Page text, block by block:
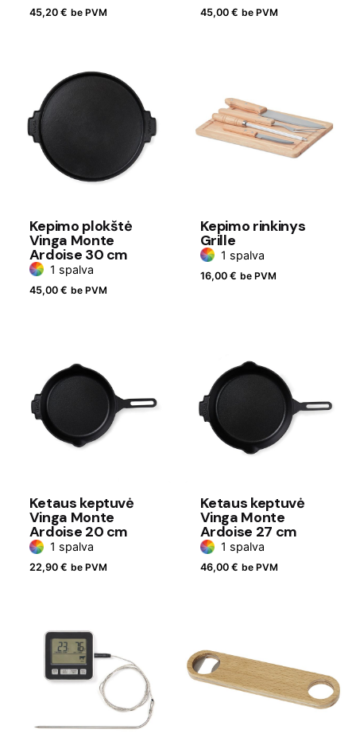
45,20 € be PVM 45,00 € be PVM
Kepimo plokštė
Vinga Monte
Ardoise 30 cm
1 spalva
45,00 € be PVM
Kepimo rinkinys
Grille
1 spalva
16,00 € be PVM
Ketaus keptuvė
Vinga Monte
Ardoise 20 cm
1 spalva
22,90 € be PVM
Ketaus keptuvė
Vinga Monte
Ardoise 27 cm
1 spalva
46,00 € be PVM